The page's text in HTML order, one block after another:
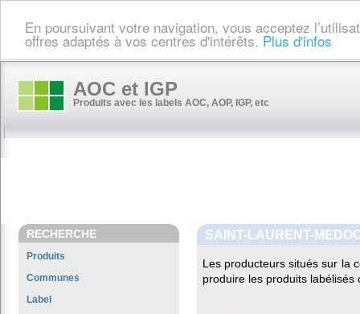
En poursuivant votre navigation, vous acceptez
offres adaptés à vos centres d'intérêts. Plus d'infos
AOC et IGP
Produits avec les labels AOC, AOP, IGP, etc
RECHERCHE
Produits
Communes
Label
SAINT-LAURENT-
Les producteurs situés sur la
produire les produits labélisés